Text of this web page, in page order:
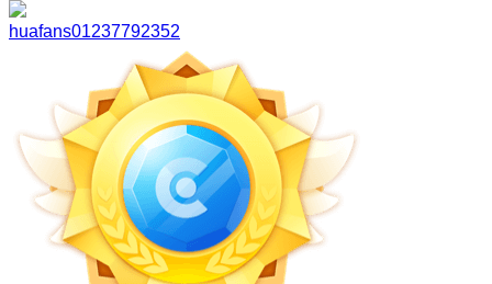
huafans01237792352